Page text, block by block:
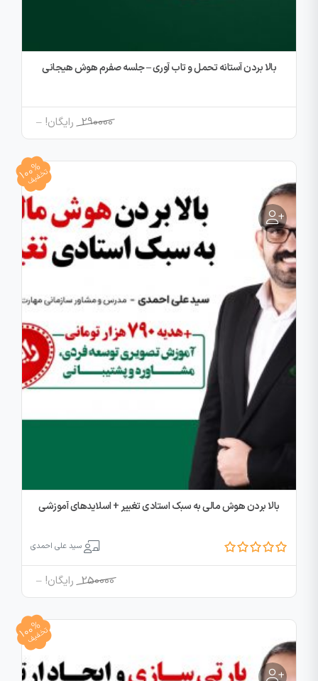
بالا بردن آستانه تحمل و تاب آوری – جلسه صفرم هوش هیجانی
رایگان! – 290000
Price
range:
290000
through
رایگان!
100%
تخفیف
بالا بردن هوش مالی به سبک استادی تغییر + اسلایدهای آموزشی
سید علی احمدی
رایگان! – 250000
Price
range:
250000
through
رایگان!
100%
تخفیف